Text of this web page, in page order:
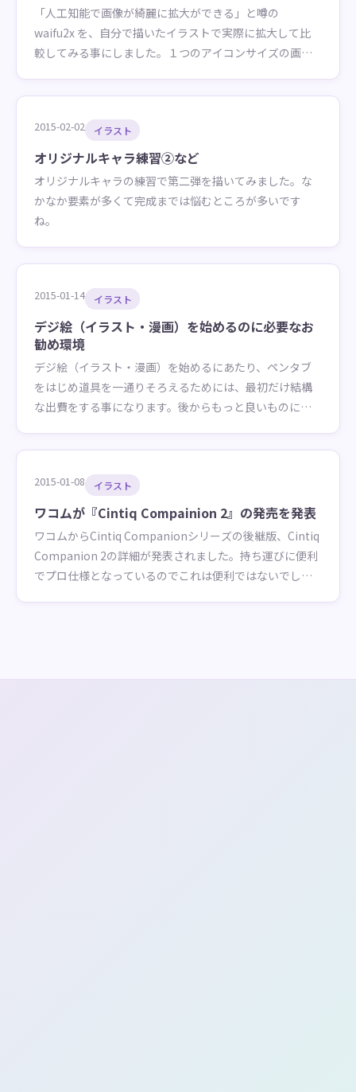
「人工知能で画像が綺麗に拡大ができる」と噂の
waifu2x を、自分で描いたイラストで実際に拡大して比
較してみる事にしました。１つのアイコンサイズの画像
す。
2015-02-02 イラスト
オリジナルキャラ練習②など
オリジナルキャラの練習で第二弾を描いてみました。な
かなか要素が多くて完成までは悩むところが多いです
ね。
2015-01-14 イラスト
デジ絵（イラスト・漫画）を始めるのに必要なお
勧め環境
デジ絵（イラスト・漫画）を始めるにあたり、ペンタブ
をはじめ道具を一通りそろえるためには、最初だけ結構
な出費をする事になります。後からもっと良いものにし
境を紹介します
2015-01-08 イラスト
ワコムが『Cintiq Compainion 2』の発売を発表
ワコムからCintiq Companionシリーズの後継版、Cintiq
Companion 2の詳細が発表されました。持ち運びに便利
でプロ仕様となっているのでこれは便利ではないでしょ